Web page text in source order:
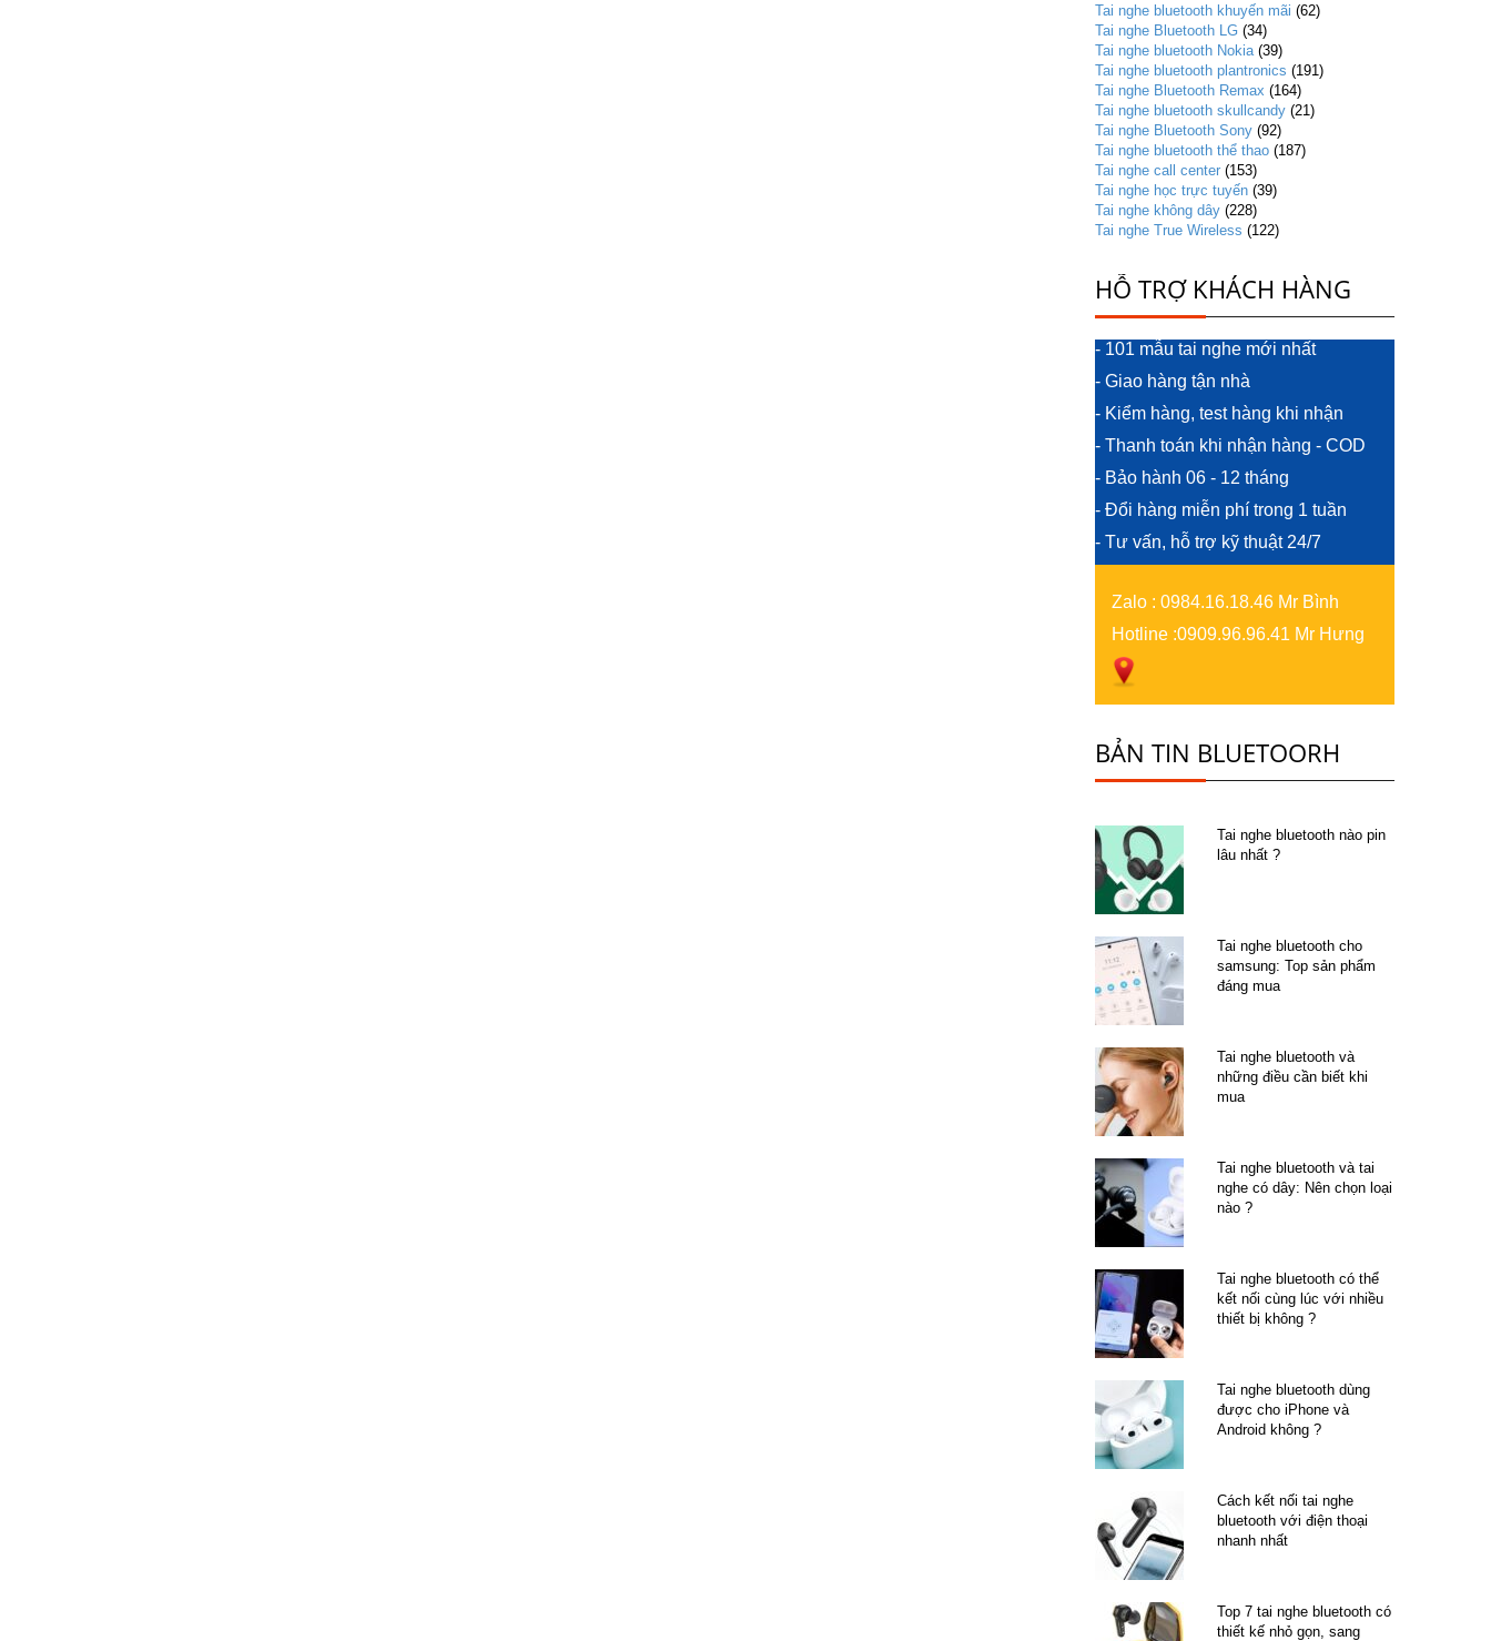
Tai nghe bluetooth khuyến mãi (62)
Tai nghe Bluetooth LG (34)
Tai nghe bluetooth Nokia (39)
Tai nghe bluetooth plantronics (191)
Tai nghe Bluetooth Remax (164)
Tai nghe bluetooth skullcandy (21)
Tai nghe Bluetooth Sony (92)
Tai nghe bluetooth thể thao (187)
Tai nghe call center (153)
Tai nghe học trực tuyến (39)
Tai nghe không dây (228)
Tai nghe True Wireless (122)
HỖ TRỢ KHÁCH HÀNG
- 101 mẫu tai nghe mới nhất
- Giao hàng tận nhà
- Kiểm hàng, test hàng khi nhận
- Thanh toán khi nhận hàng - COD
- Bảo hành 06 - 12 tháng
- Đổi hàng miễn phí trong 1 tuần
- Tư vấn, hỗ trợ kỹ thuật 24/7
Zalo : 0984.16.18.46 Mr Bình
Hotline :0909.96.96.41 Mr Hưng
BẢN TIN BLUETOORH
Tai nghe bluetooth nào pin
lâu nhất ?
Tai nghe bluetooth cho
samsung: Top sản phẩm
đáng mua
Tai nghe bluetooth và
những điều cần biết khi
mua
Tai nghe bluetooth và tai
nghe có dây: Nên chọn loại
nào ?
Tai nghe bluetooth có thể
kết nối cùng lúc với nhiều
thiết bị không ?
Tai nghe bluetooth dùng
được cho iPhone và
Android không ?
Cách kết nối tai nghe
bluetooth với điện thoại
nhanh nhất
Top 7 tai nghe bluetooth có
thiết kế nhỏ gọn, sang